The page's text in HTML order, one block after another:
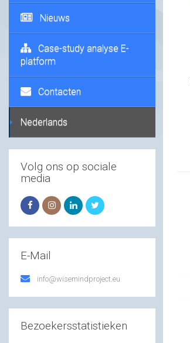
Nieuws
Case-study analyse E-
platform
Contacten
Nederlands
Volg ons op sociale
media
E-Mail
info@wisemindproject.eu
Bezoekersstatistieken